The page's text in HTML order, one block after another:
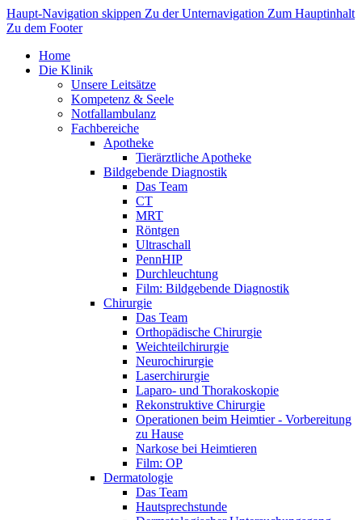
Haupt-Navigation skippen Zu der Unternavigation Zum Hauptinhalt
Zu dem Footer
Home
Die Klinik
Unsere Leitsätze
Kompetenz & Seele
Notfallambulanz
Fachbereiche
Apotheke
Tierärztliche Apotheke
Bildgebende Diagnostik
Das Team
CT
MRT
Röntgen
Ultraschall
PennHIP
Durchleuchtung
Film: Bildgebende Diagnostik
Chirurgie
Das Team
Orthopädische Chirurgie
Weichteilchirurgie
Neurochirurgie
Laserchirurgie
Laparo- und Thorakoskopie
Rekonstruktive Chirurgie
Operationen beim Heimtier - Vorbereitung
zu Hause
Narkose bei Heimtieren
Film: OP
Dermatologie
Das Team
Hautsprechstunde